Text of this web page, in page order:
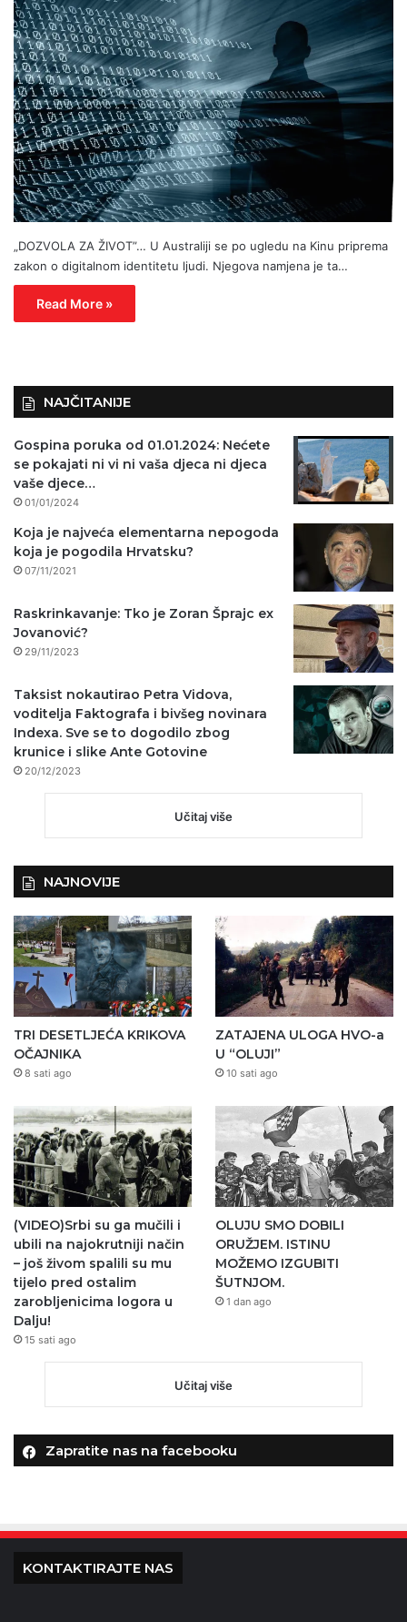
„DOZVOLA ZA ŽIVOT”… U Australiji se po ugledu na Kinu priprema
zakon o digitalnom identitetu ljudi. Njegova namjena je ta…
Read More »
NAJČITANIJE
Gospina poruka od 01.01.2024: Nećete
se pokajati ni vi ni vaša djeca ni djeca
vaše djece…
01/01/2024
Koja je najveća elementarna nepogoda
koja je pogodila Hrvatsku?
07/11/2021
Raskrinkavanje: Tko je Zoran Šprajc ex
Jovanović?
29/11/2023
Taksist nokautirao Petra Vidova,
voditelja Faktografa i bivšeg novinara
Indexa. Sve se to dogodilo zbog
krunice i slike Ante Gotovine
20/12/2023
Učitaj više
NAJNOVIJE
TRI DESETLJEĆA KRIKOVA
OČAJNIKA
8 sati ago
ZATAJENA ULOGA HVO-a
U “OLUJI”
10 sati ago
(VIDEO)Srbi su ga mučili i
ubili na najokrutniji način
– još živom spalili su mu
tijelo pred ostalim
zarobljenicima logora u
Dalju!
15 sati ago
OLUJU SMO DOBILI
ORUŽJEM. ISTINU
MOŽEMO IZGUBITI
ŠUTNJOM.
1 dan ago
Učitaj više
Zapratite nas na facebooku
KONTAKTIRAJTE NAS